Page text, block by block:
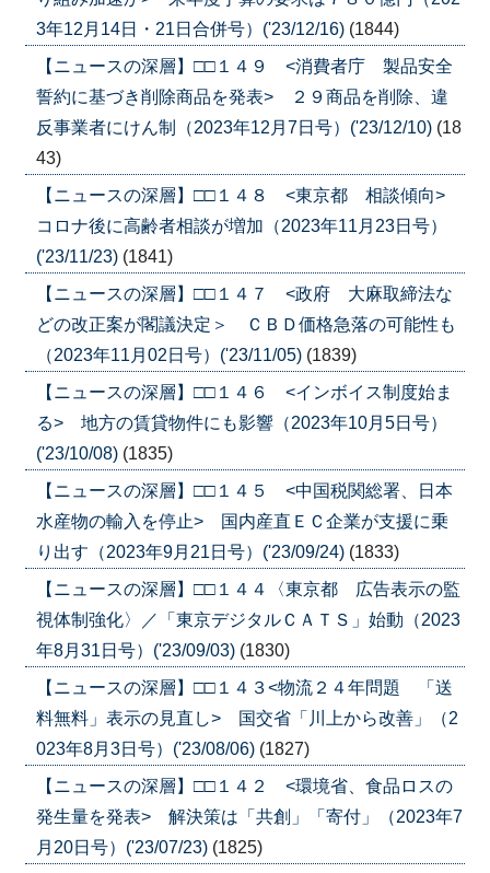
3年12月14日・21日合併号）('23/12/16) (1844)
【ニュースの深層】□□１４９ <消費者庁 製品安全
誓約に基づき削除商品を発表> ２９商品を削除、違
反事業者にけん制（2023年12月7日号）('23/12/10) (18
43)
【ニュースの深層】□□１４８ <東京都 相談傾向>
コロナ後に高齢者相談が増加（2023年11月23日号）
('23/11/23) (1841)
【ニュースの深層】□□１４７ <政府 大麻取締法な
どの改正案が閣議決定＞ ＣＢＤ価格急落の可能性も
（2023年11月02日号）('23/11/05) (1839)
【ニュースの深層】□□１４６ <インボイス制度始ま
る> 地方の賃貸物件にも影響（2023年10月5日号）
('23/10/08) (1835)
【ニュースの深層】□□１４５ <中国税関総署、日本
水産物の輸入を停止> 国内産直ＥＣ企業が支援に乗
り出す（2023年9月21日号）('23/09/24) (1833)
【ニュースの深層】□□１４４〈東京都 広告表示の監
視体制強化〉／「東京デジタルＣＡＴＳ」始動（2023
年8月31日号）('23/09/03) (1830)
【ニュースの深層】□□１４３<物流２４年問題 「送
料無料」表示の見直し> 国交省「川上から改善」（2
023年8月3日号）('23/08/06) (1827)
【ニュースの深層】□□１４２ <環境省、食品ロスの
発生量を発表> 解決策は「共創」「寄付」（2023年7
月20日号）('23/07/23) (1825)